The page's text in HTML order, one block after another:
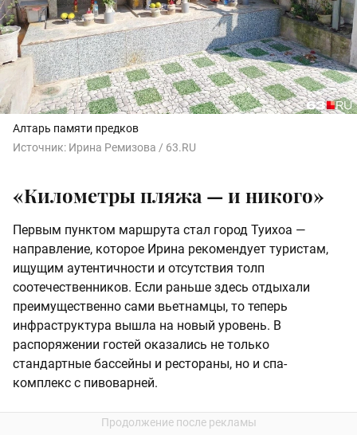
Алтарь памяти предков
Источник: Ирина Ремизова / 63.RU
«Километры пляжа — и никого»
Первым пунктом маршрута стал город Туихоа —
направление, которое Ирина рекомендует туристам,
ищущим аутентичности и отсутствия толп
соотечественников. Если раньше здесь отдыхали
преимущественно сами вьетнамцы, то теперь
инфраструктура вышла на новый уровень. В
распоряжении гостей оказались не только
стандартные бассейны и рестораны, но и спа-
комплекс с пивоварней.